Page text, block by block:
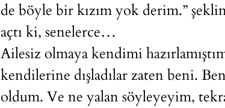
de böyle bir kızım yok derim.”
açtı ki, senelerce…
Ailesiz olmaya kendimi
kendilerine dışladılar zaten beni.
oldum. Ve ne yalan söyleyeyim,